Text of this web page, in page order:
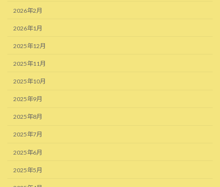
2026年2月
2026年1月
2025年12月
2025年11月
2025年10月
2025年9月
2025年8月
2025年7月
2025年6月
2025年5月